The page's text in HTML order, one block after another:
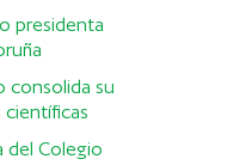
presidenta
consolida su
del Colegio